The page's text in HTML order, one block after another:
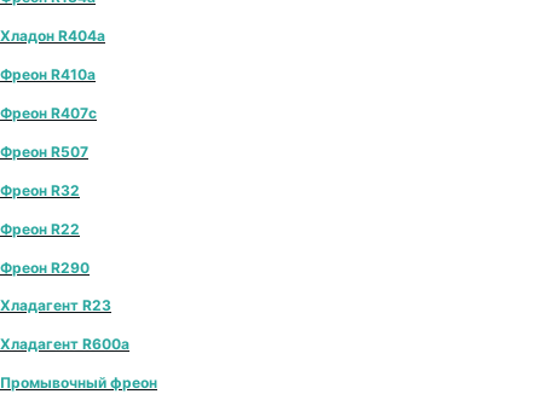
Хладон R404a
Фреон R410a
Фреон R407с
Фреон R507
Фреон R32
Фреон R22
Фреон R290
Хладагент R23
Хладагент R600a
Промывочный фреон